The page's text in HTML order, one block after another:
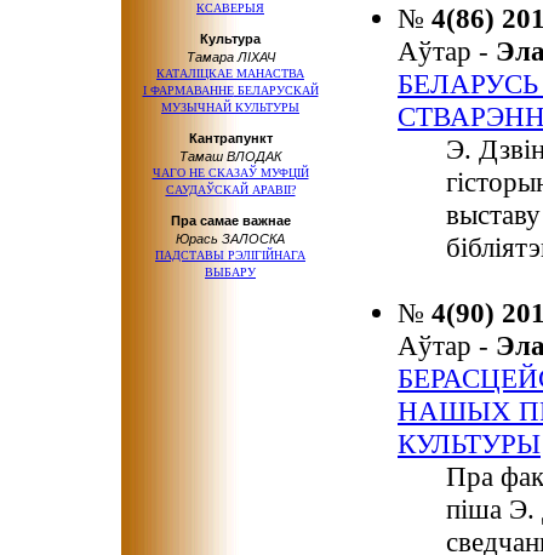
КСАВЕРЫЯ
Культура
Тамара ЛІХАЧ
КАТАЛІЦКАЕ МАНАСТВА
І ФАРМАВАННЕБЕЛАРУСКАЙ
МУЗЫЧНАЙ КУЛЬТУРЫ
Кантрапункт
Тамаш ВЛОДАК
ЧАГО НЕ СКАЗАЎ МУФЦІЙ
САУДАЎСКАЙ АРАВІІ?
Пра самае важнае
Юрась ЗАЛОСКА
ПАДСТАВЫ РЭЛІГІЙНАГА
ВЫБАРУ
№ 4(86)
Аўтар -
Э.
№ 4(90)
Аўтар -
НАШЫХ
КУЛЬТУРЫ
Пра
піша Э.